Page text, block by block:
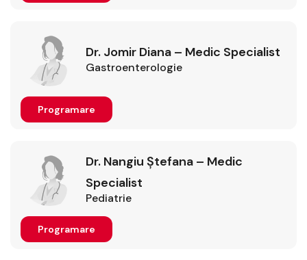
Dr. Jomir Diana – Medic Specialist
Gastroenterologie
Programare
Dr. Nangiu Ștefana – Medic
Specialist
Pediatrie
Programare